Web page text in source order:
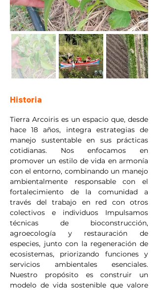
Historia
Tierra Arcoiris es un espacio que, desde
hace 18 años, integra estrategias de
manejo sustentable en sus prácticas
cotidianas. Nos enfocamos en
promover un estilo de vida en armonía
con el entorno, combinando un manejo
ambientalmente responsable con el
fortalecimiento de la comunidad a
través del trabajo en red con otros
colectivos e individuos Impulsamos
técnicas de bioconstrucción,
agroecología y restauración de
especies, junto con la regeneración de
ecosistemas, priorizando funciones y
servicios ambientales esenciales.
Nuestro propósito es construir un
modelo de vida sostenible que valore